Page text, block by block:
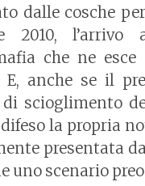
dalle cosche
2010,
che ne
E, anche se il
scioglimento
la propria
presentata
uno scenario